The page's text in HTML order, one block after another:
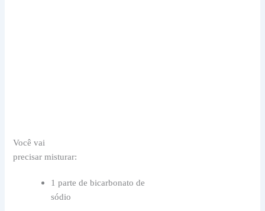
Você vai
precisar misturar:
1 parte de bicarbonato de
sódio